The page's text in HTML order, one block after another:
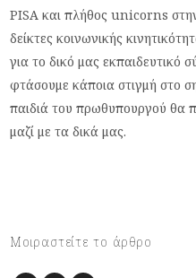
PISA και πλήθος unicorns
δείκτες κοινωνικής
για το δικό μας εκπαιδευτικό
φτάσουμε κάποια στιγμή στο
παιδιά του πρωθυπουργού θα
μαζί με τα δικά μας.
Μοιραστείτε το άρθρο